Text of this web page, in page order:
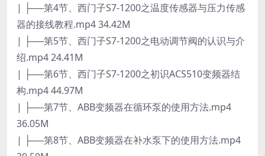
| ├──第4节、西门子S7-1200之温度传感器与压力传感
器的接线教程.mp4 34.42M
| ├──第5节、西门子S7-1200之电动调节阀的认识与介
绍.mp4 24.41M
| ├──第6节、西门子S7-1200之初识ACS510变频器结
构.mp4 44.97M
| ├──第7节、ABB变频器在循环泵的使用方法.mp4
36.05M
| ├──第8节、ABB变频器在补水泵下的使用方法.mp4